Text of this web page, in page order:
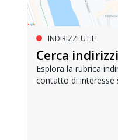
INDIRIZZI UTILI
Cerca
Esplora la rubrica
contatto di interesse